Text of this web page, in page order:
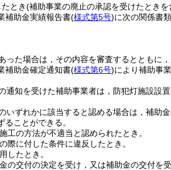
とき(補助事業の廃止の承認を受けたときを
補助金実績報告書(様式第5号)に次の関係書
った場合は，その内容を審査するとともに
補助金確定通知書(様式第6号)により補助事
通知を受けた補助事業者は，防犯灯施設設
いずれかに該当すると認める場合は，補助
ことができる。
工の方法が不適当と認められたとき。
際に付した条件に違反したとき。
したとき。
の交付の決定を受け，又は補助金の交付を受